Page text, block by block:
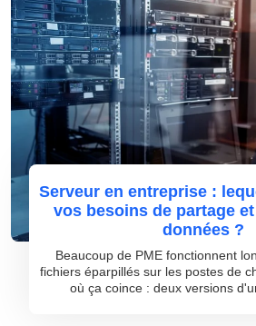
Serveur en entreprise :
vos besoins de partage
données ?
Beaucoup de PME fonctionnent
fichiers éparpillés sur les postes de
où ça coince : deux versions